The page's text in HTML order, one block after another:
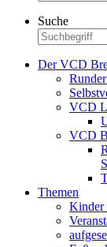
Suche
Der VCD
VCD
VCD
Themen
Kinder